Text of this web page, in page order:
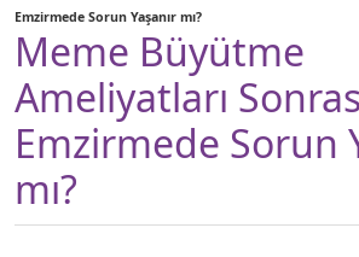
Emzirmede Sorun Yaşanır mı?
Meme Büyütme
Ameliyatları
Emzirmede Sorun
mı?